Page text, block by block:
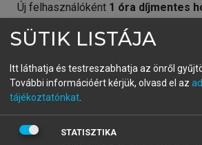
Új felhasználóként 1 óra díjmentes
fiókoddal,vagy hozz létre
A regisztráció után apróbaidőszak
BELÉPÉS SAJÁT FIÓKKAL
SÜTIK LISTÁJA
Itt láthatja és testreszabhatja az önről
További információért kérjük, olvasd el az
tájékoztatónkat
STATISZTIKA